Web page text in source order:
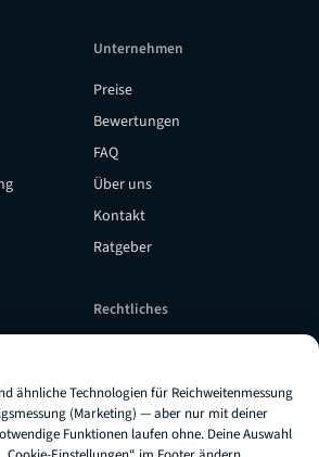
Unternehmen
Preise
Bewertungen
FAQ
Über uns
Kontakt
Ratgeber
Rechtliches
Impressum
AGB
Datenschutz
ähnliche Technologien für Reichweitenmessung
(Marketing) — aber nur mit deiner
Funktionen laufen ohne. Deine Auswahl